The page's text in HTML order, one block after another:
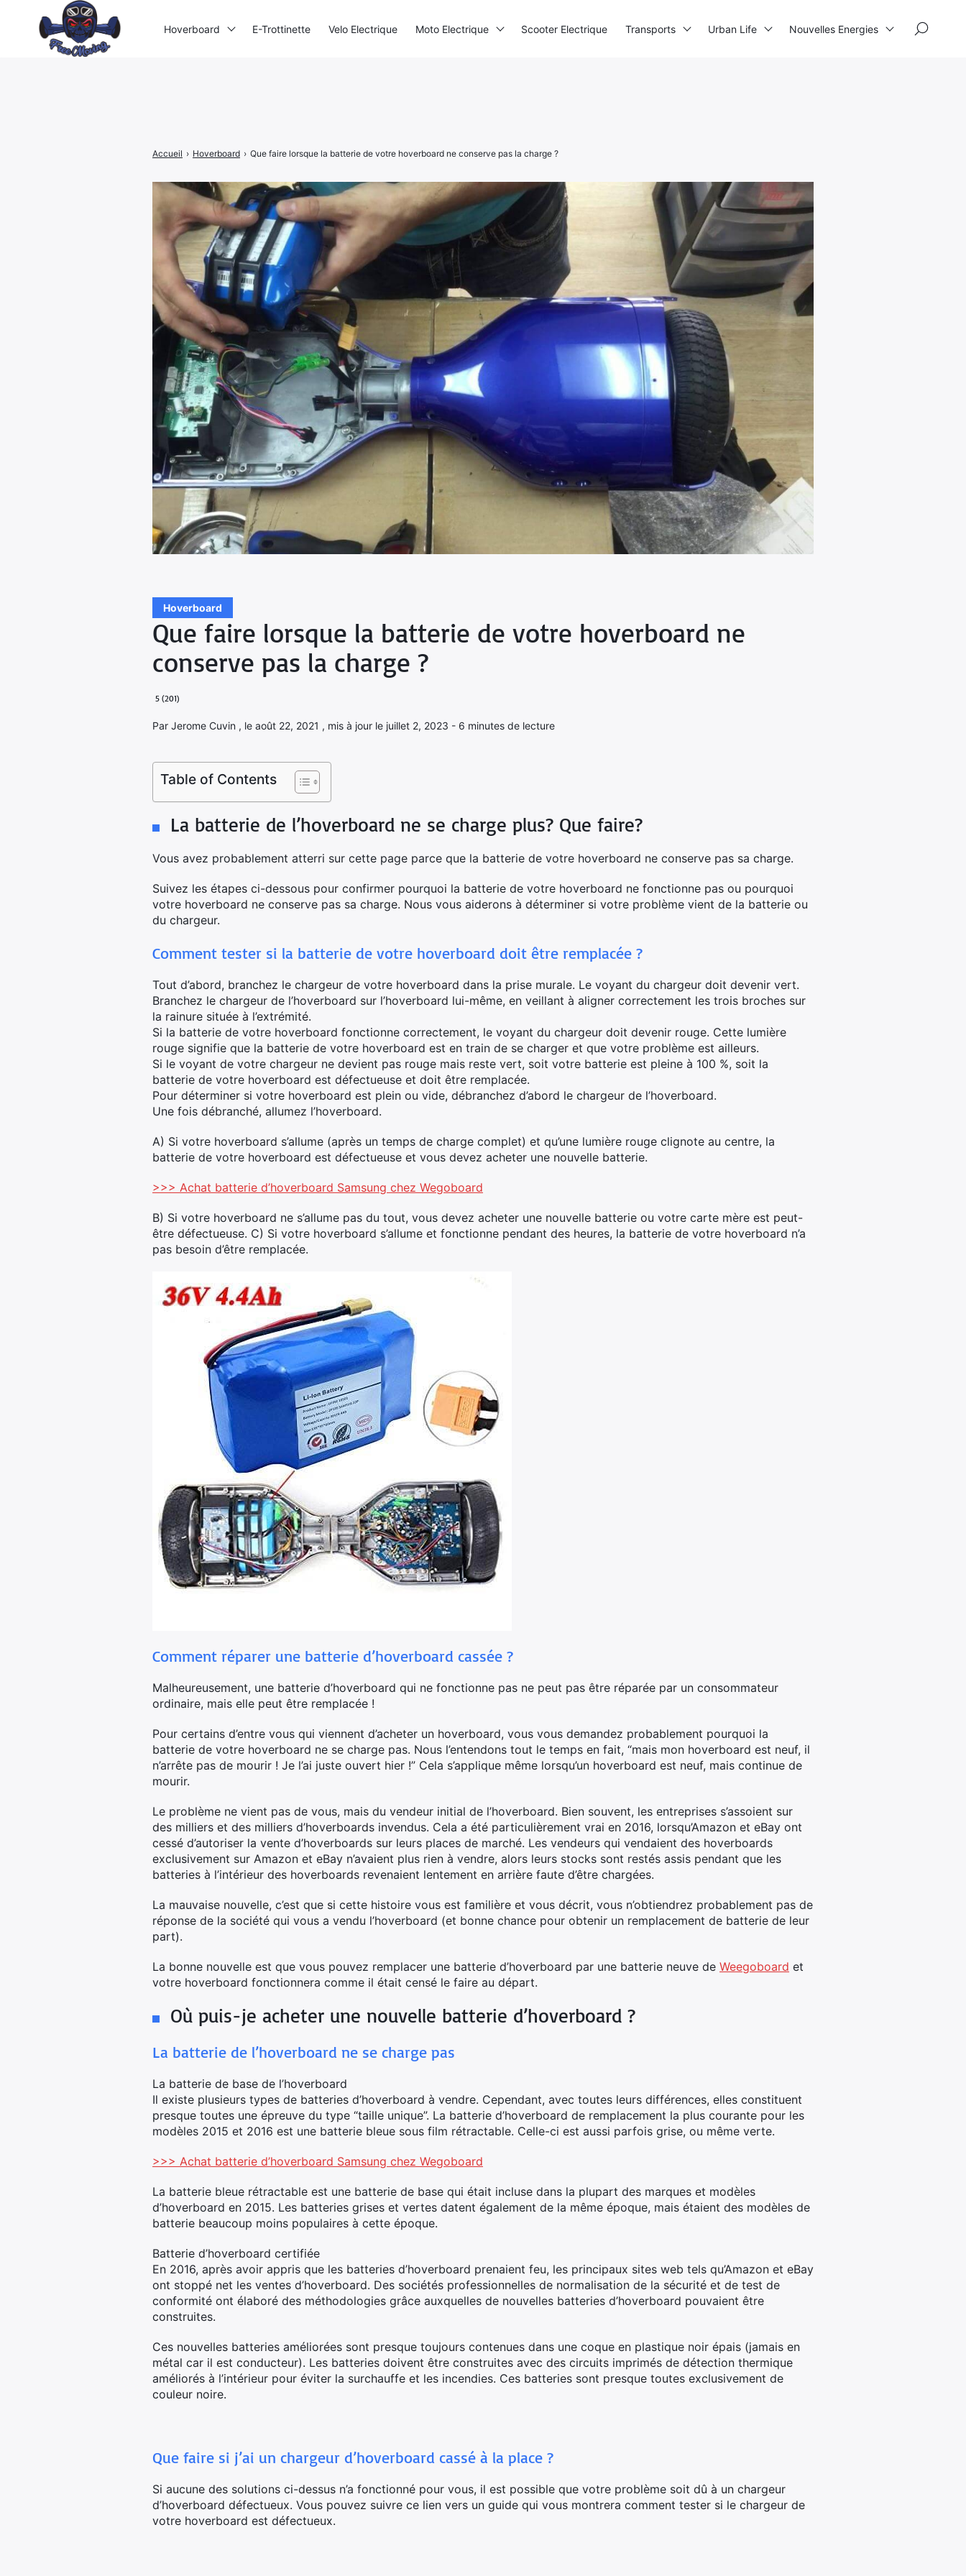
Accueil › Hoverboard › Que faire lorsque la batterie de votre hoverboard ne conserve pas la charge ?
Hoverboard
Que faire lorsque la batterie de votre hoverboard ne
conserve pas la charge ?
5 (201)
Par Jerome Cuvin , le août 22, 2021 , mis à jour le juillet 2, 2023 - 6 minutes de lecture
Table of Contents
La batterie de l’hoverboard ne se charge plus? Que faire?
Vous avez probablement atterri sur cette page parce que la batterie de votre hoverboard ne conserve pas sa charge.
Suivez les étapes ci-dessous pour confirmer pourquoi la batterie de votre hoverboard ne fonctionne pas ou pourquoi
votre hoverboard ne conserve pas sa charge. Nous vous aiderons à déterminer si votre problème vient de la batterie ou
du chargeur.
Comment tester si la batterie de votre hoverboard doit être remplacée ?
Tout d’abord, branchez le chargeur de votre hoverboard dans la prise murale. Le voyant du chargeur doit devenir vert.
Branchez le chargeur de l’hoverboard sur l’hoverboard lui-même, en veillant à aligner correctement les trois broches sur
la rainure située à l’extrémité.
Si la batterie de votre hoverboard fonctionne correctement, le voyant du chargeur doit devenir rouge. Cette lumière
rouge signifie que la batterie de votre hoverboard est en train de se charger et que votre problème est ailleurs.
Si le voyant de votre chargeur ne devient pas rouge mais reste vert, soit votre batterie est pleine à 100 %, soit la
batterie de votre hoverboard est défectueuse et doit être remplacée.
Pour déterminer si votre hoverboard est plein ou vide, débranchez d’abord le chargeur de l’hoverboard.
Une fois débranché, allumez l’hoverboard.
A) Si votre hoverboard s’allume (après un temps de charge complet) et qu’une lumière rouge clignote au centre, la
batterie de votre hoverboard est défectueuse et vous devez acheter une nouvelle batterie.
>>> Achat batterie d’hoverboard Samsung chez Wegoboard
B) Si votre hoverboard ne s’allume pas du tout, vous devez acheter une nouvelle batterie ou votre carte mère est peut-
être défectueuse. C) Si votre hoverboard s’allume et fonctionne pendant des heures, la batterie de votre hoverboard n’a
pas besoin d’être remplacée.
Comment réparer une batterie d’hoverboard cassée ?
Malheureusement, une batterie d’hoverboard qui ne fonctionne pas ne peut pas être réparée par un consommateur
ordinaire, mais elle peut être remplacée !
Pour certains d’entre vous qui viennent d’acheter un hoverboard, vous vous demandez probablement pourquoi la
batterie de votre hoverboard ne se charge pas. Nous l’entendons tout le temps en fait, “mais mon hoverboard est neuf, il
n’arrête pas de mourir ! Je l’ai juste ouvert hier !” Cela s’applique même lorsqu’un hoverboard est neuf, mais continue de
mourir.
Le problème ne vient pas de vous, mais du vendeur initial de l’hoverboard. Bien souvent, les entreprises s’assoient sur
des milliers et des milliers d’hoverboards invendus. Cela a été particulièrement vrai en 2016, lorsqu’Amazon et eBay ont
cessé d’autoriser la vente d’hoverboards sur leurs places de marché. Les vendeurs qui vendaient des hoverboards
exclusivement sur Amazon et eBay n’avaient plus rien à vendre, alors leurs stocks sont restés assis pendant que les
batteries à l’intérieur des hoverboards revenaient lentement en arrière faute d’être chargées.
La mauvaise nouvelle, c’est que si cette histoire vous est familière et vous décrit, vous n’obtiendrez probablement pas de
réponse de la société qui vous a vendu l’hoverboard (et bonne chance pour obtenir un remplacement de batterie de leur
part).
La bonne nouvelle est que vous pouvez remplacer une batterie d’hoverboard par une batterie neuve de Weegoboard et
votre hoverboard fonctionnera comme il était censé le faire au départ.
Où puis-je acheter une nouvelle batterie d’hoverboard ?
La batterie de l’hoverboard ne se charge pas
La batterie de base de l’hoverboard
Il existe plusieurs types de batteries d’hoverboard à vendre. Cependant, avec toutes leurs différences, elles constituent
presque toutes une épreuve du type “taille unique”. La batterie d’hoverboard de remplacement la plus courante pour les
modèles 2015 et 2016 est une batterie bleue sous film rétractable. Celle-ci est aussi parfois grise, ou même verte.
>>> Achat batterie d’hoverboard Samsung chez Wegoboard
La batterie bleue rétractable est une batterie de base qui était incluse dans la plupart des marques et modèles
d’hoverboard en 2015. Les batteries grises et vertes datent également de la même époque, mais étaient des modèles de
batterie beaucoup moins populaires à cette époque.
Batterie d’hoverboard certifiée
En 2016, après avoir appris que les batteries d’hoverboard prenaient feu, les principaux sites web tels qu’Amazon et eBay
ont stoppé net les ventes d’hoverboard. Des sociétés professionnelles de normalisation de la sécurité et de test de
conformité ont élaboré des méthodologies grâce auxquelles de nouvelles batteries d’hoverboard pouvaient être
construites.
Ces nouvelles batteries améliorées sont presque toujours contenues dans une coque en plastique noir épais (jamais en
métal car il est conducteur). Les batteries doivent être construites avec des circuits imprimés de détection thermique
améliorés à l’intérieur pour éviter la surchauffe et les incendies. Ces batteries sont presque toutes exclusivement de
couleur noire.
Que faire si j’ai un chargeur d’hoverboard cassé à la place ?
Si aucune des solutions ci-dessus n’a fonctionné pour vous, il est possible que votre problème soit dû à un chargeur
d’hoverboard défectueux. Vous pouvez suivre ce lien vers un guide qui vous montrera comment tester si le chargeur de
votre hoverboard est défectueux.
Hoverboard E-Trottinette Velo Electrique Moto Electrique Scooter Electrique Transports Urban Life Nouvelles Energies